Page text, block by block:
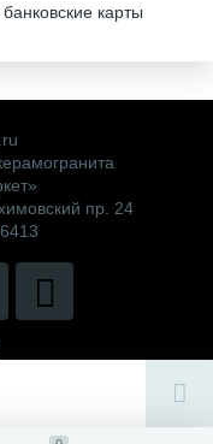
карты
пр. 24